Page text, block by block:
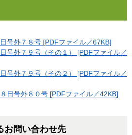
号外７８号 [PDFファイル／67KB]
号外７９号（その１） [PDFファイル／
号外７９号（その２） [PDFファイル／
日号外８０号 [PDFファイル／42KB]
お問い合わせ先